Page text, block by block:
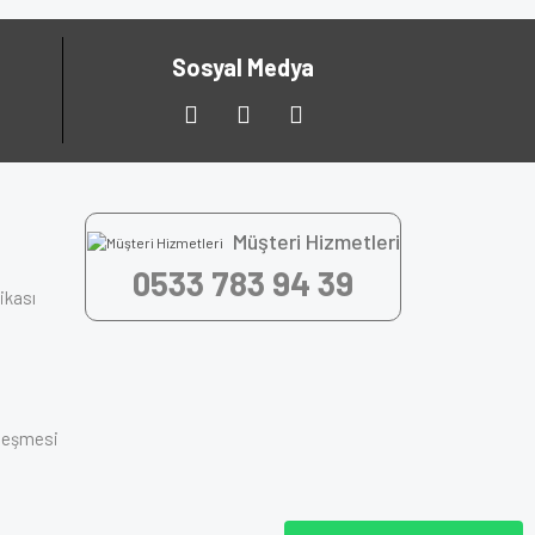
Sosyal Medya
Müşteri Hizmetleri
0533 783 94 39